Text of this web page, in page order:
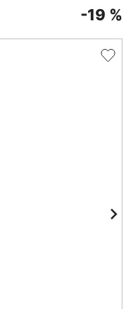
-19 %